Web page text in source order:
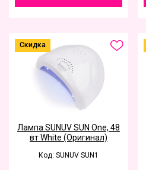
Скидка
Лампа SUNUV SUN One, 48
вт White (Оригинал)
Код: SUNUV SUN1